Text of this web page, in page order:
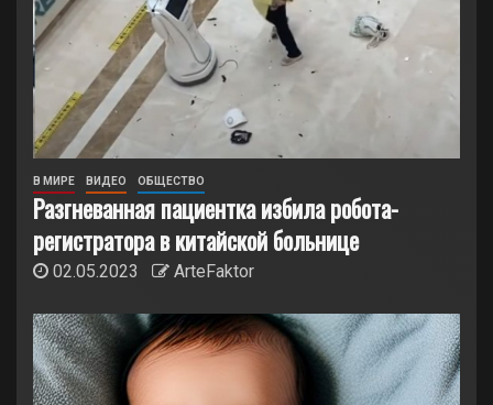
В МИРЕ ВИДЕО ОБЩЕСТВО
Разгневанная пациентка избила робота-
регистратора в китайской больнице
02.05.2023 ArteFaktor